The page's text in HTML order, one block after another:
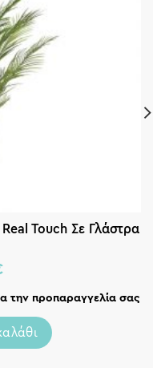
Touch Σε Γλάστρα
την προπαραγγελία σας